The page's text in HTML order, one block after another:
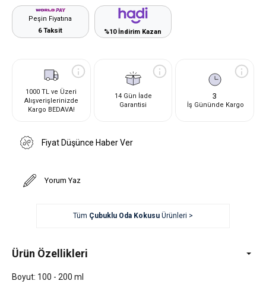
Peşin Fiyatına
6 Taksit
%10 İndirim Kazan
1000 TL ve Üzeri
Alışverişlerinizde
Kargo BEDAVA!
14 Gün İade
Garantisi
3
İş Gününde Kargo
Fiyat Düşünce Haber Ver
Yorum Yaz
Tüm Çubuklu Oda KokusuÜrünleri >
Ürün Özellikleri
Boyut: 100 - 200 ml